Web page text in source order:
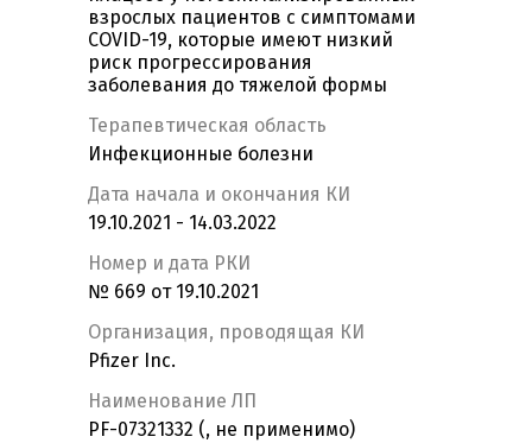
взрослых пациентов с симптомами
COVID-19, которые имеют низкий
риск прогрессирования
заболевания до тяжелой формы
Терапевтическая область
Инфекционные болезни
Дата начала и окончания КИ
19.10.2021 - 14.03.2022
Номер и дата РКИ
№ 669 от 19.10.2021
Организация, проводящая КИ
Pfizer Inc.
Наименование ЛП
PF-07321332 (, не применимо)